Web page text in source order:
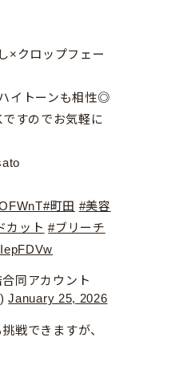
×クロップフェー
イトーンも相性◎
すのでお気軽に
#町田 #美容
カット #ブリーチ
同アカウント
January 25, 2026
戦できますが、